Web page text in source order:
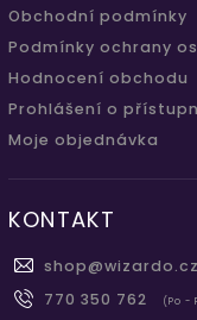
Obchodní podmínky
Podmínky ochrany
Hodnocení obchodu
Prohlášení o
Moje objednávka
KONTAKT
shop@wizardo.cz
770 350 762
(Po -